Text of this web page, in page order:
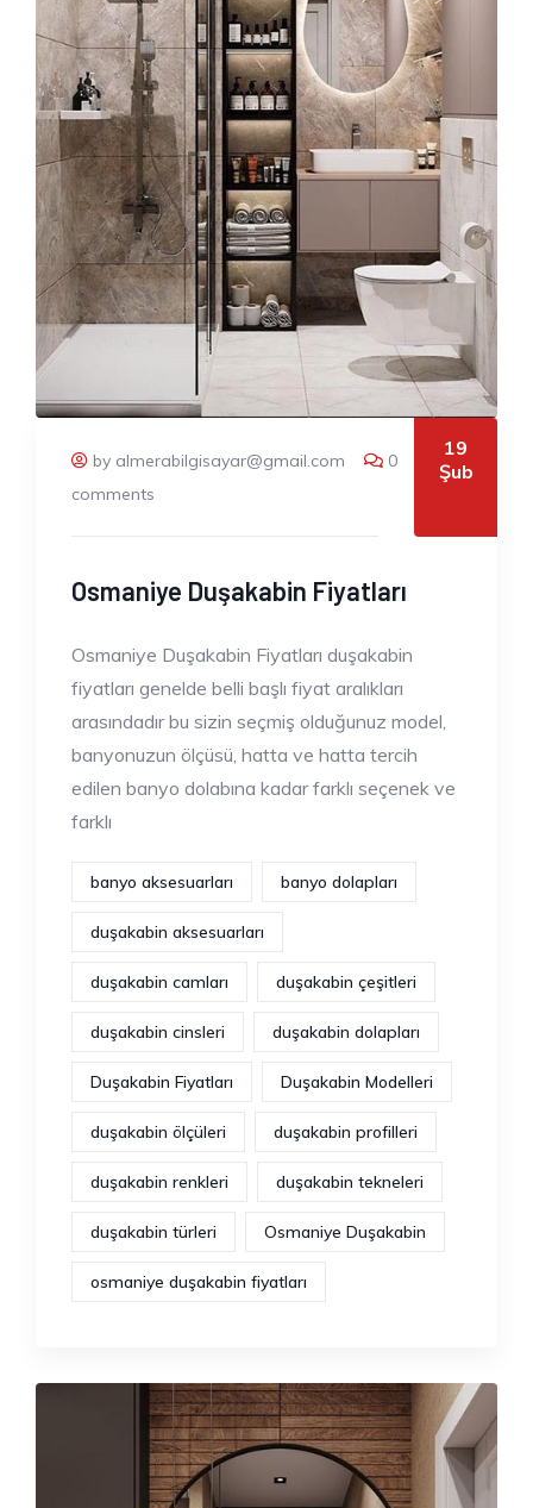
by almerabilgisayar@gmail.com
0
comments
19
Şub
Osmaniye Duşakabin Fiyatları
Osmaniye Duşakabin Fiyatları duşakabin
fiyatları genelde belli başlı fiyat aralıkları
arasındadır bu sizin seçmiş olduğunuz model,
banyonuzun ölçüsü, hatta ve hatta tercih
edilen banyo dolabına kadar farklı seçenek ve
farklı
banyo aksesuarları banyo dolapları
duşakabin aksesuarları
duşakabin camları duşakabin çeşitleri
duşakabin cinsleri duşakabin dolapları
Duşakabin Fiyatları Duşakabin Modelleri
duşakabin ölçüleri duşakabin profilleri
duşakabin renkleri duşakabin tekneleri
duşakabin türleri Osmaniye Duşakabin
osmaniye duşakabin fiyatları